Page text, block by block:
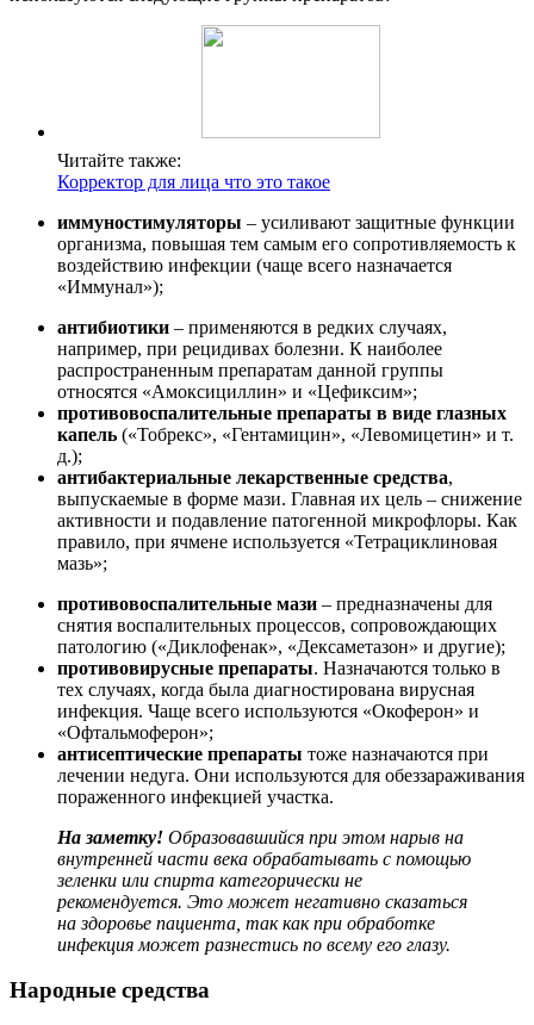
Читайте также:
Корректор для лица что это такое
иммуностимуляторы – усиливают защитные функции
организма, повышая тем самым его сопротивляемость к
воздействию инфекции (чаще всего назначается
«Иммунал»);
антибиотики – применяются в редких случаях,
например, при рецидивах болезни. К наиболее
распространенным препаратам данной группы
относятся «Амоксициллин» и «Цефиксим»;
противовоспалительные препараты в виде глазных
капель («Тобрекс», «Гентамицин», «Левомицетин» и т.
д.);
антибактериальные лекарственные средства,
выпускаемые в форме мази. Главная их цель – снижение
активности и подавление патогенной микрофлоры. Как
правило, при ячмене используется «Тетрациклиновая
мазь»;
противовоспалительные мази – предназначены для
снятия воспалительных процессов, сопровождающих
патологию («Диклофенак», «Дексаметазон» и другие);
противовирусные препараты. Назначаются только в
тех случаях, когда была диагностирована вирусная
инфекция. Чаще всего используются «Окоферон» и
«Офтальмоферон»;
антисептические препараты тоже назначаются при
лечении недуга. Они используются для обеззараживания
пораженного инфекцией участка.
На заметку! Образовавшийся при этом нарыв на
внутренней части века обрабатывать с помощью
зеленки или спирта категорически не
рекомендуется. Это может негативно сказаться
на здоровье пациента, так как при обработке
инфекция может разнестись по всему его глазу.
Народные средства